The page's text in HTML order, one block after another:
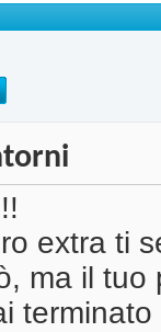
extra ti
ma il